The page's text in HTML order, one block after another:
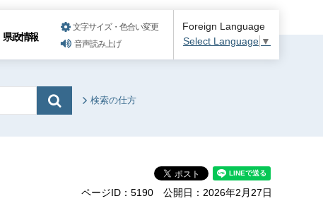
県政情報
文字サイズ・色合い変更
音声読み上げ
Foreign Language
Select Language ▼
検索の仕方
ページID：5190 公開日：2026年2月27日